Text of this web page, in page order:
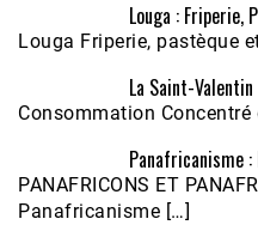
Écoutez le parcours de
Nobana (Podologue)
Feb 24, 2021 • 28mn
Louga : Friperie,
Louga Friperie, pastèque
La Saint-
Consommation
Panafricanisme :
PANAFRICONS ET
Panafricanisme […]